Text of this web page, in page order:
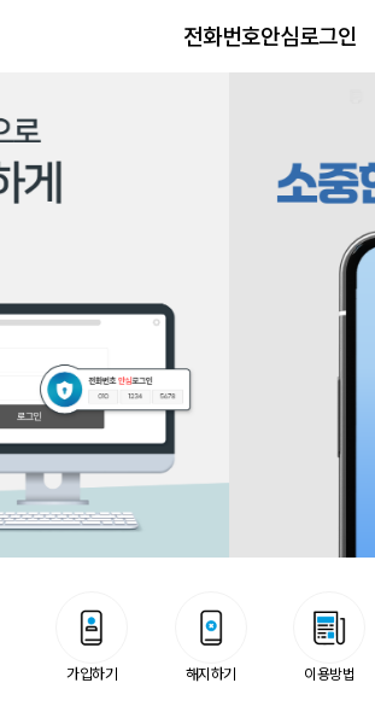
전화번호안심로그인
가입하기 해지하기 이용방법